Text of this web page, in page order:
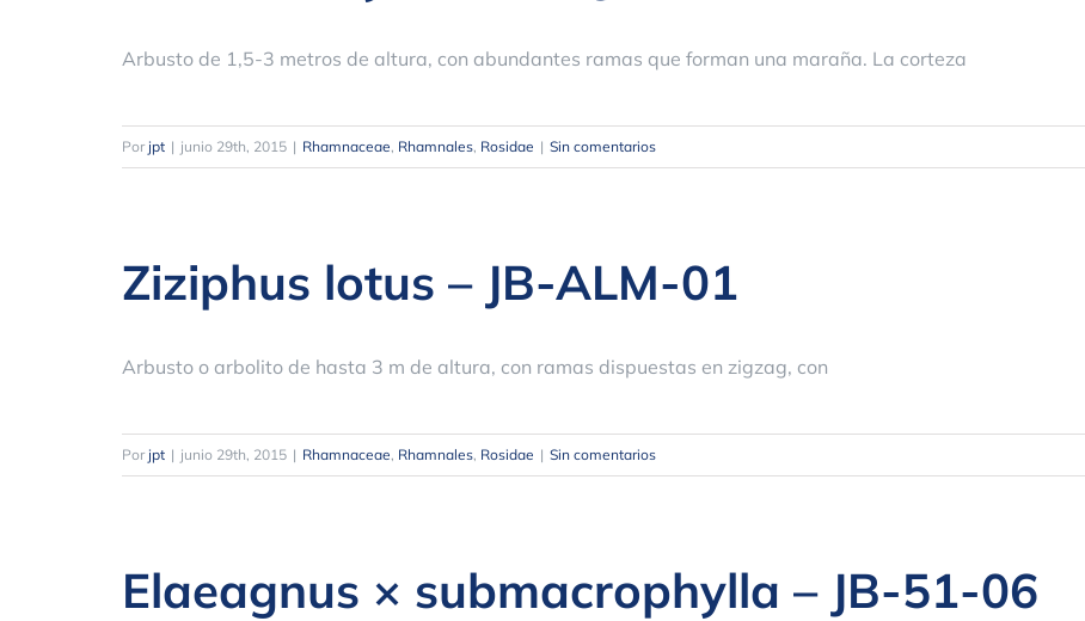
Arbusto de 1,5-3 metros de altura, con abundantes ramas que forman una maraña. La corteza
Por jpt | junio 29th, 2015 | Rhamnaceae, Rhamnales, Rosidae | Sin comentarios
Ziziphus lotus – JB-ALM-01
Arbusto o arbolito de hasta 3 m de altura, con ramas dispuestas en zigzag, con
Por jpt | junio 29th, 2015 | Rhamnaceae, Rhamnales, Rosidae | Sin comentarios
Elaeagnus × submacrophylla – JB-51-06